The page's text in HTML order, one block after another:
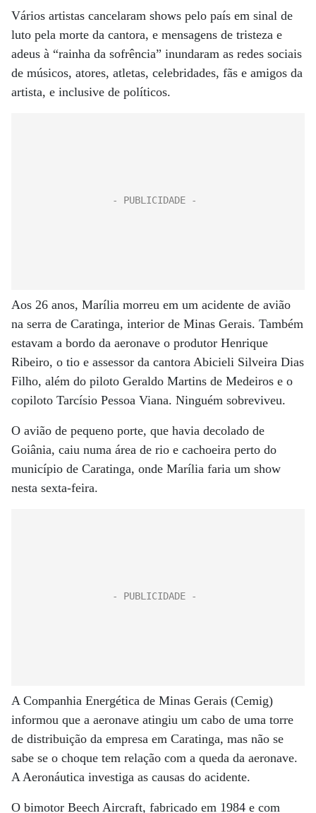
Vários artistas cancelaram shows pelo país em sinal de
luto pela morte da cantora, e mensagens de tristeza e
adeus à “rainha da sofrência” inundaram as redes sociais
de músicos, atores, atletas, celebridades, fãs e amigos da
artista, e inclusive de políticos.
Aos 26 anos, Marília morreu em um acidente de avião
na serra de Caratinga, interior de Minas Gerais. Também
estavam a bordo da aeronave o produtor Henrique
Ribeiro, o tio e assessor da cantora Abicieli Silveira Dias
Filho, além do piloto Geraldo Martins de Medeiros e o
copiloto Tarcísio Pessoa Viana. Ninguém sobreviveu.
O avião de pequeno porte, que havia decolado de
Goiânia, caiu numa área de rio e cachoeira perto do
município de Caratinga, onde Marília faria um show
nesta sexta-feira.
A Companhia Energética de Minas Gerais (Cemig)
informou que a aeronave atingiu um cabo de uma torre
de distribuição da empresa em Caratinga, mas não se
sabe se o choque tem relação com a queda da aeronave.
A Aeronáutica investiga as causas do acidente.
O bimotor Beech Aircraft, fabricado em 1984 e com